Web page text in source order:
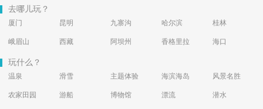
去哪儿玩？
厦门 昆明 九寨沟 哈尔滨 桂林
峨眉山 西藏 阿坝州 香格里拉 海口
玩什么？
温泉 滑雪 主题体验 海滨海岛 风景名胜
农家田园 游船 博物馆 漂流 潜水